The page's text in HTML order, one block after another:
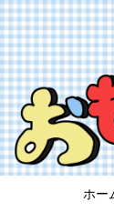
ホー